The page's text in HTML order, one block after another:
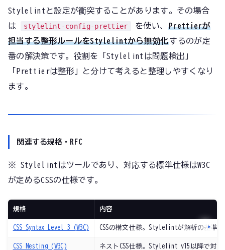
Stylelintと設定が衝突することがあります。その場合
は
stylelint-config-prettier を使い、Prettierが
担当する整形ルールをStylelintから無効化するのが定
番の解決策です。役割を「Stylelintは問題検出」
「Prettierは整形」と分けて考えると整理しやすくなり
ます。
関連する規格・RFC
※ Stylelintはツールであり、対応する標準仕様はW3C
が定めるCSSの仕様です。
規格 内容
CSS Syntax Level 3 (W3C) CSSの構文仕様。Stylelintが解析の基準
CSS Nesting (W3C) ネストCSS仕様。Stylelint v15以降で対応